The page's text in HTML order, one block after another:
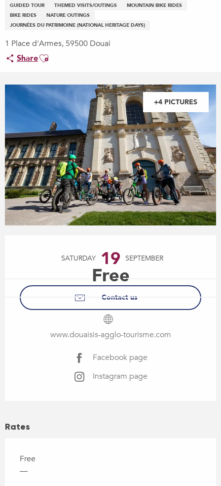
GUIDED TOUR
THEMED VISITS/OUTINGS
MOUNTAIN BIKE RIDES
BIKE RIDES
NATURE OUTINGS
JOURNÉES DU PATRIMOINE (NATIONAL HERITAGE DAYS)
1 Place d'Armes, 59500 Douai
ShareAjouter aux favoris
+4 PICTURES
SATURDAY 19 SEPTEMBER
Free
Contact us
www.douaisis-agglo-tourisme.com
Facebook page
Instagram page
Rates
Free
—